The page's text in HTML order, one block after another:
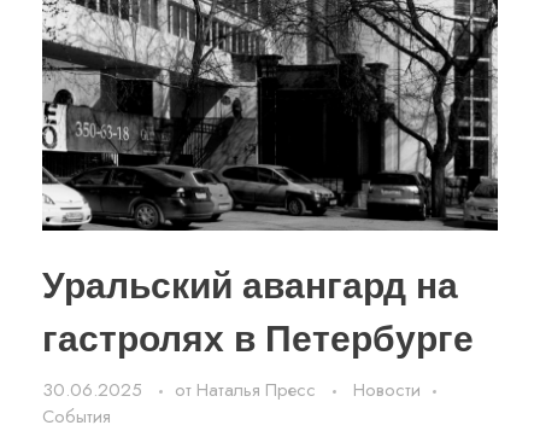
Уральский авангард на
гастролях в Петербурге
30.06.2025 от Наталья Пресс
Новости
События